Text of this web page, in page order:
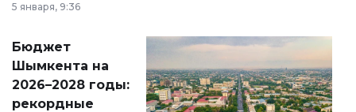
принести
народу
Венесуэлы.
5 января, 9:36
Бюджет
Шымкента на
2026–2028 годы:
рекордные